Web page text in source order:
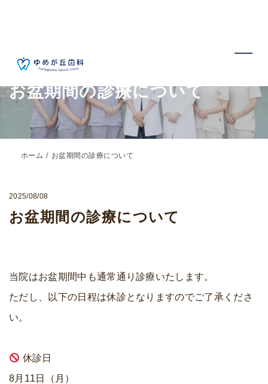
お盆期間の診療について
ホーム お盆期間の診療について
2025/08/08
お盆期間の診療について
当院はお盆期間中も通常通り診療いたします。
ただし、以下の日程は休診となりますのでご了承くださ
い。
休診日
8月11日（月）